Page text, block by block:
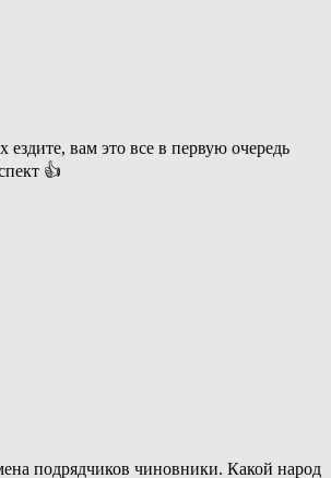
ездите, вам это все в первую очередь
👍
подрядчиков чиновники. Какой народ